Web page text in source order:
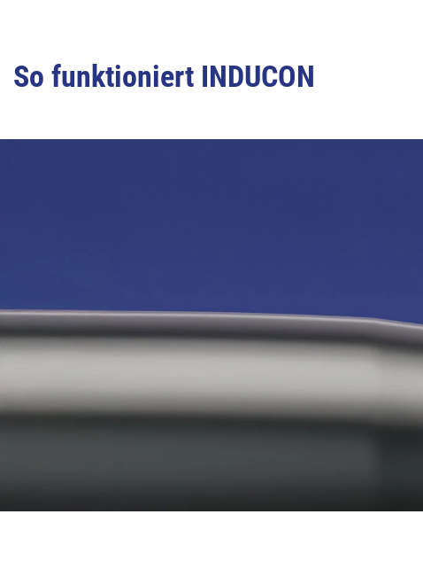
So funktioniert INDUCON